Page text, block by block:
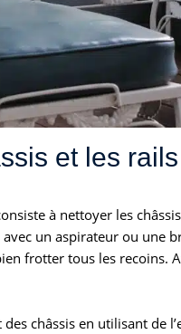
et les
à nettoyer les
un aspirateur ou une
frotter tous les recoins.
châssis en utilisant de